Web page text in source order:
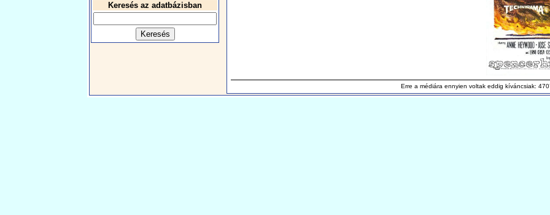
Keresés az adatbázisban
Erre a médiára ennyien voltak eddig kíváncsiak: